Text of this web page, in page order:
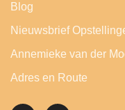
Blog
Nieuwsbrief
Annemieke van der
Adres en Route